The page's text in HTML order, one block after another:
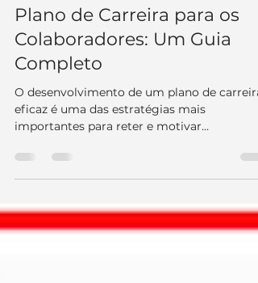
Como Desenvolver um
Plano de Carreira para os
Colaboradores: Um Guia
Completo
O desenvolvimento de um plano de carreira
eficaz é uma das estratégias mais
importantes para reter e motivar